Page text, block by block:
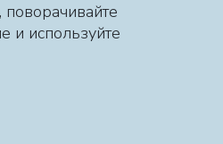
и используйте